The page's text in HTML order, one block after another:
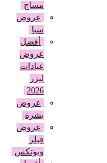
مساج
عروض
أفضل
عروض
عيادات
عروض
بشرة
عروض
وبوتكس